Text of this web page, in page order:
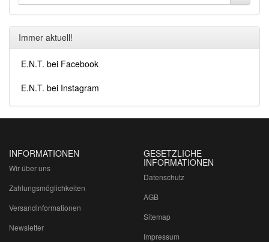
Immer aktuell!
E.N.T. bei Facebook
E.N.T. bei Instagram
INFORMATIONEN
Wir über uns
Zahlungsmöglichkeiten
Versandinformationen
Newsletter
GESETZLICHE
INFORMATIONEN
Datenschutz
AGB
Sitemap
Impressum